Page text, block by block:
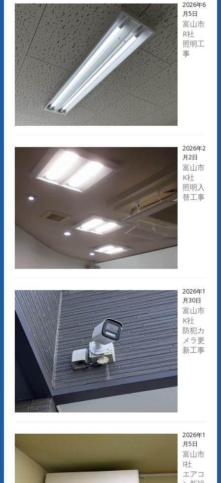
2026年6
月5日
富山市
R社
照明工
事
2026年2
月2日
富山市
K社
照明入
替工事
2026年1
月30日
富山市
K社
防犯カ
メラ更
新工事
2026年1
月5日
富山市
I社
エアコ